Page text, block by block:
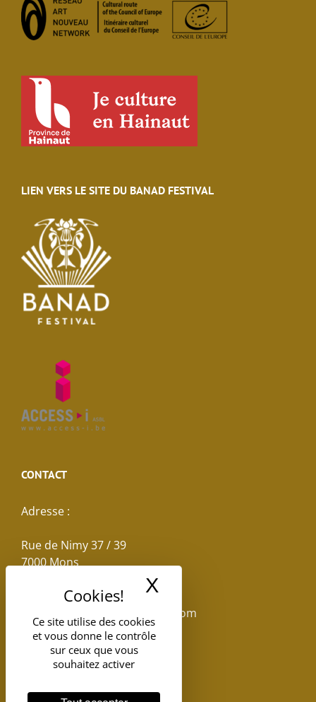
Ce site utilise des cookies
et vous donne le contrôle
sur ceux que vous
souhaitez activer
X
LIEN VERS LE SITE DU BANAD FESTIVAL
CONTACT
Adresse :
Rue de Nimy 37 / 39
7000 Mons
reservations.losseau@gmail.com
Tel: +32(0)65.398.880